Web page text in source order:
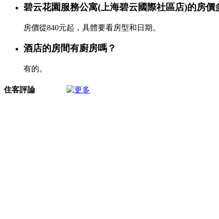
碧云花園服務公寓(上海碧云國際社區店)的房價
房價從840元起，具體要看房型和日期。
酒店的房間有廚房嗎？
有的。
住客評論